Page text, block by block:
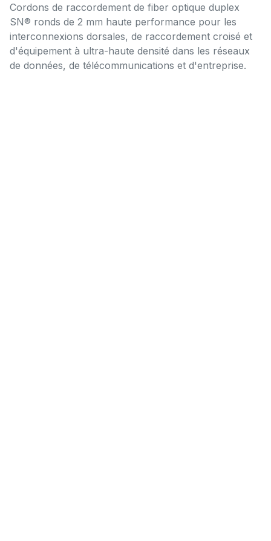
Cordons de raccordement de fiber optique duplex
SN® ronds de 2 mm haute performance pour les
interconnexions dorsales, de raccordement croisé et
d'équipement à ultra-haute densité dans les réseaux
de données, de télécommunications et d'entreprise.